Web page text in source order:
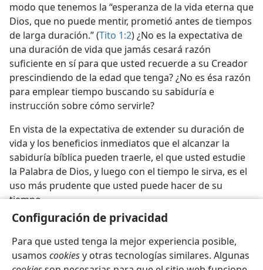
Configuración de privacidad
Para que usted tenga la mejor experiencia posible,
usamos cookiesy otras tecnologías similares. Algunas
modo que tenemos la “esperanza de la vida eterna que
Dios, que no puede mentir, prometió antes de tiempos
de larga duración.” (Tito 1:2) ¿No es la expectativa de
una duración de vida que jamás cesará razón
suficiente en sí para que usted recuerde a su Creador
prescindiendo de la edad que tenga? ¿No es ésa razón
para emplear tiempo buscando su sabiduría e
instrucción sobre cómo servirle?
En vista de la expectativa de extender su duración de
vida y los beneficios inmediatos que el alcanzar la
sabiduría bíblica pueden traerle, el que usted estudie
la Palabra de Dios, y luego con el tiempo le sirva, es el
uso más prudente que usted puede hacer de su
tiempo.